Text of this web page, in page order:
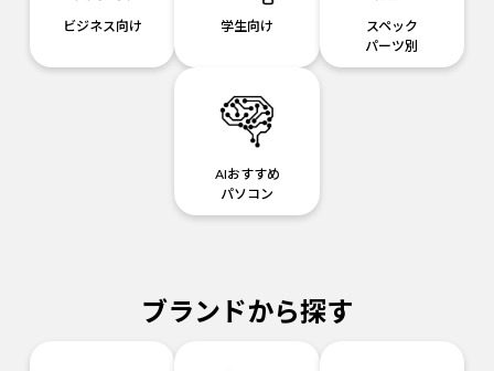
ビジネス向け 学生向け
スペック
パーツ別
AIおすすめ
パソコン
ブランドから探す